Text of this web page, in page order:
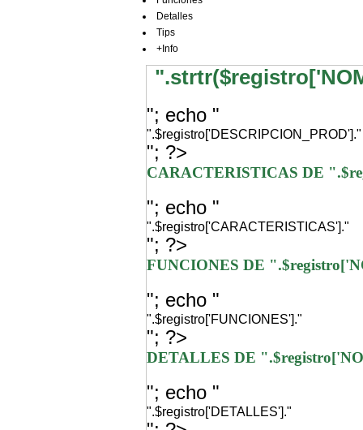
Detalles
Tips
+Info
"; echo "
".$registro['DESCRIPCION_PROD']."
"; ?>
CARACTERISTICAS DE
"; echo "
".$registro['CARACTERISTICAS']."
"; ?>
FUNCIONES DE
"; echo "
".$registro['FUNCIONES']."
"; ?>
DETALLES DE
"; echo "
".$registro['DETALLES']."